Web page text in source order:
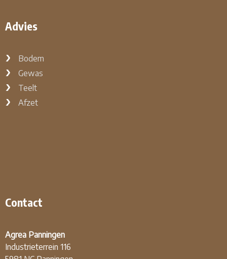
Advies
Bodem
Gewas
Teelt
Afzet
Contact
Agrea Panningen
Industrieterrein 116